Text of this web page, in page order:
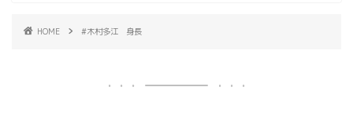
HOME #木村多江 身長